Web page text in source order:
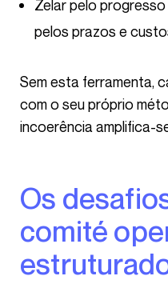
Zelar pelo
pelos prazos e
Sem esta ferramenta, cada chefe de projeto age
com o seu próprio
incoerência amplifica-
Os desafios de um
comité